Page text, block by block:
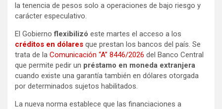
la tenencia de pesos solo a operaciones de bajo riesgo y
carácter especulativo.
El Gobiernoflexibilizó este martes el acceso a los
créditos en dólares que prestan los bancos del país. Se
trata de la Comunicación “A” 8446/2026 del Banco Central
que permite pedir un préstamo en moneda extranjera
cuando existe una garantía también en dólares otorgada
por determinados sujetos habilitados.
La nueva norma establece que las financiaciones a